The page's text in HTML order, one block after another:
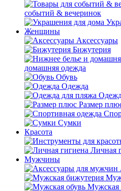
событий & вечеринок
Женщины
Аксессуары
Бижутерия
домашняя одежда
Обувь
Одежда
Размер
Сумки
Красота
Личная
Мужчины
Мужская